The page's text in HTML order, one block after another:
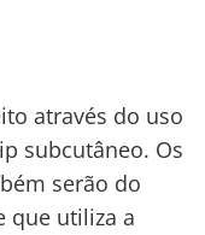
através do uso
subcutâneo. Os
serão do
que utiliza a